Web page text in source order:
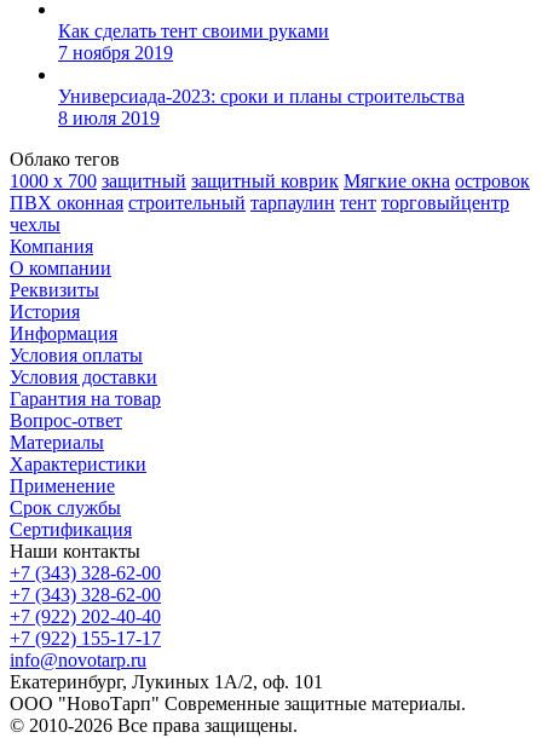
Как сделать тент своими руками
7 ноября 2019
Универсиада-2023: сроки и планы строительства
8 июля 2019
Облако тегов
1000 х 700 защитный защитный коврик Мягкие окна островок
ПВХ оконная строительный тарпаулин тент торговыйцентр
чехлы
Компания
О компании
Реквизиты
История
Информация
Условия оплаты
Условия доставки
Гарантия на товар
Вопрос-ответ
Материалы
Характеристики
Применение
Срок службы
Сертификация
Наши контакты
+7 (343) 328-62-00
+7 (343) 328-62-00
+7 (922) 202-40-40
+7 (922) 155-17-17
info@novotarp.ru
Екатеринбург, Лукиных 1А/2, оф. 101
ООО "НовоТарп" Современные защитные материалы.
© 2010-2026 Все права защищены.